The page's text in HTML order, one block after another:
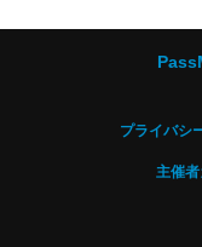
プライバシ
主催